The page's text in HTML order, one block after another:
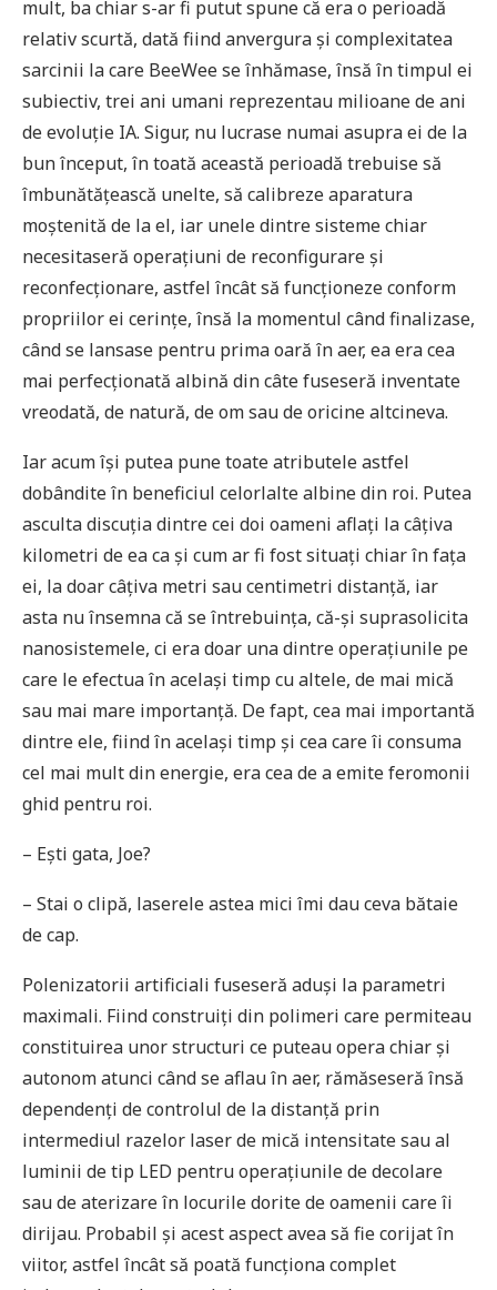
mult, ba chiar s-ar fi putut spune că era o perioadă
relativ scurtă, dată fiind anvergura și complexitatea
sarcinii la care BeeWee se înhămase, însă în timpul ei
subiectiv, trei ani umani reprezentau milioane de ani
de evoluție IA. Sigur, nu lucrase numai asupra ei de la
bun început, în toată această perioadă trebuise să
îmbunătățească unelte, să calibreze aparatura
moștenită de la el, iar unele dintre sisteme chiar
necesitaseră operațiuni de reconfigurare și
reconfecționare, astfel încât să funcționeze conform
propriilor ei cerințe, însă la momentul când finalizase,
când se lansase pentru prima oară în aer, ea era cea
mai perfecționată albină din câte fuseseră inventate
vreodată, de natură, de om sau de oricine altcineva.
Iar acum își putea pune toate atributele astfel
dobândite în beneficiul celorlalte albine din roi. Putea
asculta discuția dintre cei doi oameni aflați la câțiva
kilometri de ea ca și cum ar fi fost situați chiar în fața
ei, la doar câțiva metri sau centimetri distanță, iar
asta nu însemna că se întrebuința, că-şi suprasolicita
nanosistemele, ci era doar una dintre operațiunile pe
care le efectua în același timp cu altele, de mai mică
sau mai mare importanță. De fapt, cea mai importantă
dintre ele, fiind în același timp și cea care îi consuma
cel mai mult din energie, era cea de a emite feromonii
ghid pentru roi.
– Ești gata, Joe?
– Stai o clipă, laserele astea mici îmi dau ceva bătaie
de cap.
Polenizatorii artificiali fuseseră aduși la parametri
maximali. Fiind construiți din polimeri care permiteau
constituirea unor structuri ce puteau opera chiar și
autonom atunci când se aflau în aer, rămăseseră însă
dependenți de controlul de la distanță prin
intermediul razelor laser de mică intensitate sau al
luminii de tip LED pentru operațiunile de decolare
sau de aterizare în locurile dorite de oamenii care îi
dirijau. Probabil și acest aspect avea să fie corijat în
viitor, astfel încât să poată funcționa complet